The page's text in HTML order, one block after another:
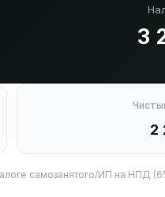
3
2
самозанятого/ИП на НПД